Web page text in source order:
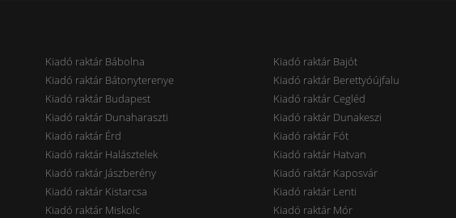
Kiadó raktár Bábolna Kiadó raktár Bajót
Kiadó raktár Bátonyterenye Kiadó raktár Berettyóújfalu
Kiadó raktár Budapest Kiadó raktár Cegléd
Kiadó raktár Dunaharaszti Kiadó raktár Dunakeszi
Kiadó raktár Érd Kiadó raktár Fót
Kiadó raktár Halásztelek Kiadó raktár Hatvan
Kiadó raktár Jászberény Kiadó raktár Kaposvár
Kiadó raktár Kistarcsa Kiadó raktár Lenti
Kiadó raktár Miskolc Kiadó raktár Mór